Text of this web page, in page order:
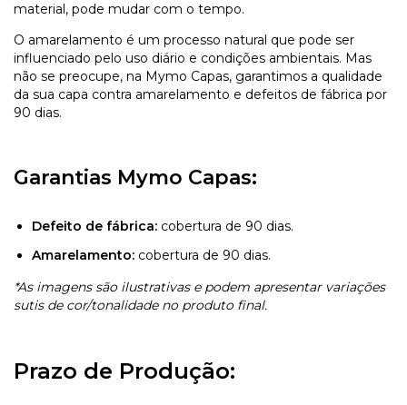
material, pode mudar com o tempo.
O amarelamento é um processo natural que pode ser
influenciado pelo uso diário e condições ambientais. Mas
não se preocupe, na Mymo Capas, garantimos a qualidade
da sua capa contra amarelamento e defeitos de fábrica por
90 dias.
Garantias Mymo Capas:
Defeito de fábrica: cobertura de 90 dias.
Amarelamento: cobertura de 90 dias.
*As imagens são ilustrativas e podem apresentar variações
sutis de cor/tonalidade no produto final.
Prazo de Produção: